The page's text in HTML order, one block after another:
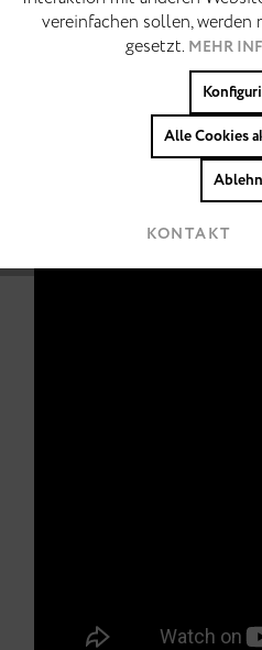
Tracking
Cookies
vereinfachen sollen,
gesetzt. MEHR
Alle Cookies
KONTAKT